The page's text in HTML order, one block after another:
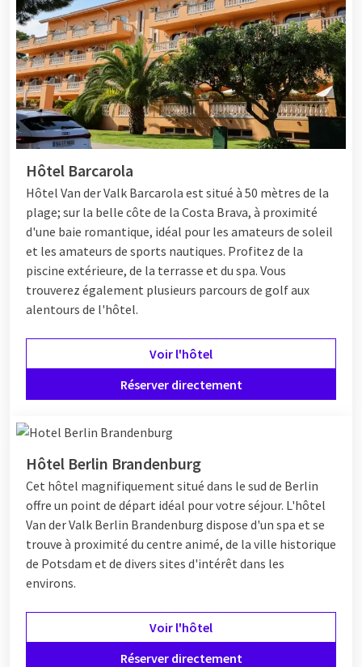
Hôtel Barcarola
Hôtel Van der Valk Barcarola est situé à 50 mètres de la
plage; sur la belle côte de la Costa Brava, à proximité
d'une baie romantique, idéal pour les amateurs de soleil
et les amateurs de sports nautiques. Profitez de la
piscine extérieure, de la terrasse et du spa. Vous
trouverez également plusieurs parcours de golf aux
alentours de l'hôtel.
Voir l'hôtel
Réserver directement
Hôtel Berlin Brandenburg
Cet hôtel magnifiquement situé dans le sud de Berlin
offre un point de départ idéal pour votre séjour. L'hôtel
Van der Valk Berlin Brandenburg dispose d'un spa et se
trouve à proximité du centre animé, de la ville historique
de Potsdam et de divers sites d'intérêt dans les
environs.
Voir l'hôtel
Réserver directement